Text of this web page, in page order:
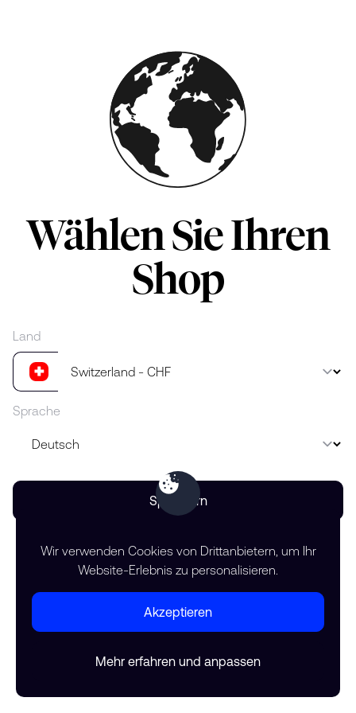
Wählen Sie Ihren
Shop
Land
Sprache
Speichern
Wir verwenden Cookies von Drittanbietern, um Ihr
Website-Erlebnis zu personalisieren.
Akzeptieren
Mehr erfahren und anpassen